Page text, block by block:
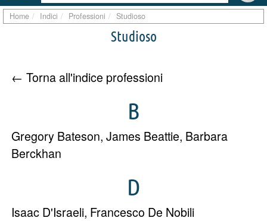
Home Indici Professioni Studioso
Studioso
← Torna all'indice professioni
B
Gregory Bateson, James Beattie, Barbara
Berckhan
D
Isaac D'Israeli, Francesco De Nobili